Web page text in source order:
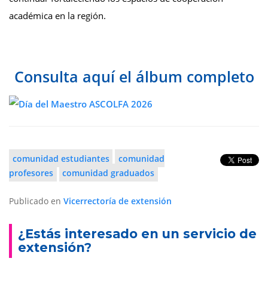
académica en la región.
Consulta aquí el álbum completo
comunidad estudiantes
comunidad
profesores
comunidad graduados
Publicado en Vicerrectoría de extensión
¿Estás interesado en un servicio de
extensión?